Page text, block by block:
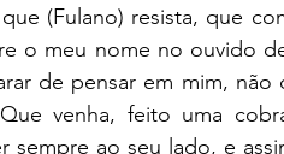
(Fulano) resista, que
o meu nome no ouvido
de pensar em mim, não
venha, feito uma
ao seu lado, e